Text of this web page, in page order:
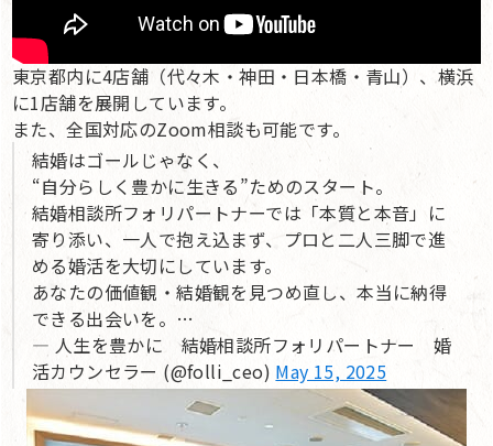
東京都内に4店舗（代々木・神田・日本橋・青山）、横浜
に1店舗を展開しています。
また、全国対応のZoom相談も可能です。
結婚はゴールじゃなく、
“自分らしく豊かに生きる”ためのスタート。
結婚相談所フォリパートナーでは「本質と本音」に
寄り添い、一人で抱え込まず、プロと二人三脚で進
める婚活を大切にしています。
あなたの価値観・結婚観を見つめ直し、本当に納得
できる出会いを。…
— 人生を豊かに 結婚相談所フォリパートナー 婚
活カウンセラー (@folli_ceo) May 15, 2025